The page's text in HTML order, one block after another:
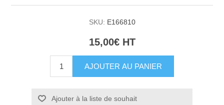
SKU: E166810
15,00€ HT
AJOUTER AU PANIER
Ajouter à la liste de souhait